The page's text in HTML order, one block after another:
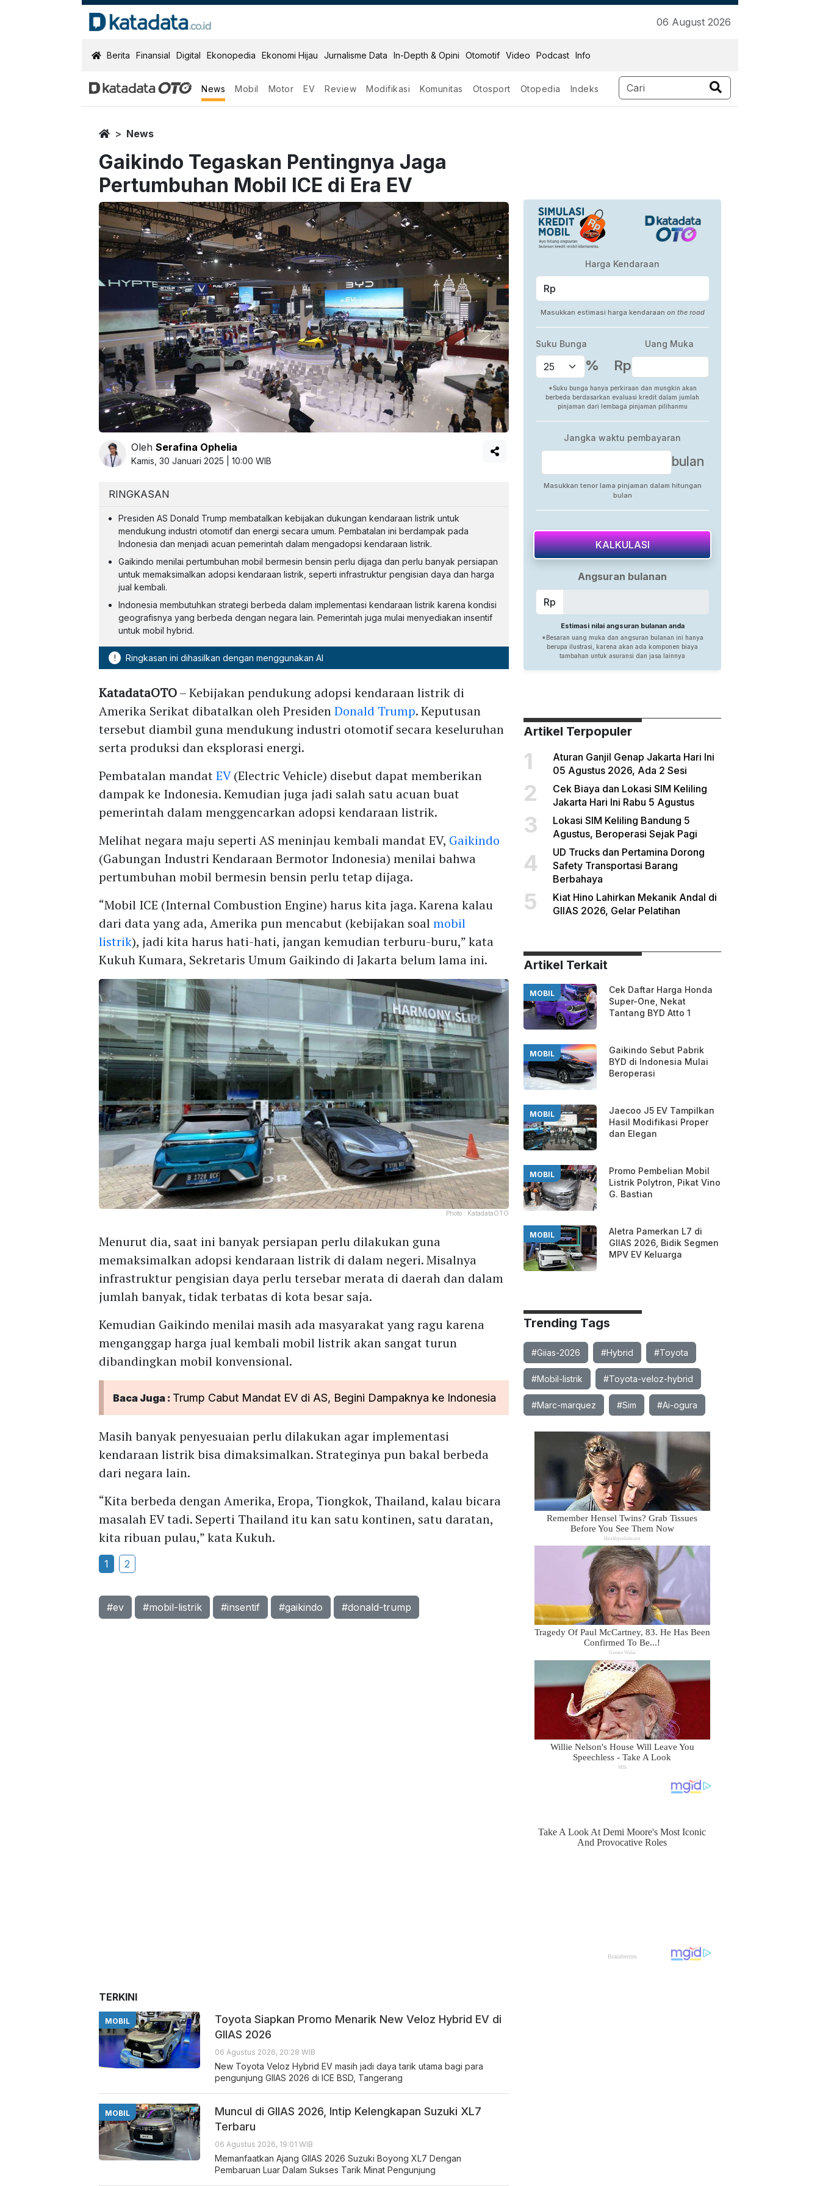
06 August 2026
KatadataOTO
Berita Finansial Digital Ekonopedia Ekonomi Hijau Jurnalisme Data In-Depth & Opini Otomotif Video Podcast Info
News Mobil Motor EV Review Modifikasi Komunitas Otosport Otopedia Indeks
HomeNews
Gaikindo Tegaskan Pentingnya Jaga
Pertumbuhan Mobil ICE di Era EV
OlehSerafina Ophelia
Kamis, 30 Januari 2025 | 10:00 WIB
RINGKASAN
Presiden AS Donald Trump membatalkan kebijakan dukungan kendaraan listrik untuk
mendukung industri otomotif dan energi secara umum. Pembatalan ini berdampak pada
Indonesia dan menjadi acuan pemerintah dalam mengadopsi kendaraan listrik.
Gaikindo menilai pertumbuhan mobil bermesin bensin perlu dijaga dan perlu banyak persiapan
untuk memaksimalkan adopsi kendaraan listrik, seperti infrastruktur pengisian daya dan harga
jual kembali.
Indonesia membutuhkan strategi berbeda dalam implementasi kendaraan listrik karena kondisi
geografisnya yang berbeda dengan negara lain. Pemerintah juga mulai menyediakan insentif
untuk mobil hybrid.
! Ringkasan ini dihasilkan dengan menggunakan AI
KatadataOTO– Kebijakan pendukung adopsi kendaraan listrik di
Amerika Serikat dibatalkan oleh PresidenDonald Trump. Keputusan
tersebut diambil guna mendukung industri otomotif secara keseluruhan
serta produksi dan eksplorasi energi.
Pembatalan mandatEV(Electric Vehicle) disebut dapat memberikan
dampak ke Indonesia. Kemudian juga jadi salah satu acuan buat
pemerintah dalam menggencarkan adopsi kendaraan listrik.
Melihat negara maju seperti AS meninjau kembali mandat EV, Gaikindo
(Gabungan Industri Kendaraan Bermotor Indonesia) menilai bahwa
pertumbuhan mobil bermesin bensin perlu tetap dijaga.
“Mobil ICE (Internal Combustion Engine) harus kita jaga. Karena kalau
dari data yang ada, Amerika pun mencabut (kebijakan soalmobil
listrik), jadi kita harus hati-hati, jangan kemudian terburu-buru,” kata
Kukuh Kumara, Sekretaris Umum Gaikindo di Jakarta belum lama ini.
Photo : KatadataOTO
Menurut dia, saat ini banyak persiapan perlu dilakukan guna
memaksimalkan adopsi kendaraan listrik di dalam negeri. Misalnya
infrastruktur pengisian daya perlu tersebar merata di daerah dan dalam
jumlah banyak, tidak terbatas di kota besar saja.
Kemudian Gaikindo menilai masih ada masyarakat yang ragu karena
menganggap harga jual kembali mobil listrik akan sangat turun
dibandingkan mobil konvensional.
Baca Juga : Trump Cabut Mandat EV di AS, Begini Dampaknya ke Indonesia
Masih banyak penyesuaian perlu dilakukan agar implementasi
kendaraan listrik bisa dimaksimalkan. Strateginya pun bakal berbeda
dari negara lain.
“Kita berbeda dengan Amerika, Eropa, Tiongkok, Thailand, kalau bicara
masalah EV tadi. Seperti Thailand itu kan satu kontinen, satu daratan,
kita ribuan pulau,” kata Kukuh.
1 2
#ev #mobil-listrik #insentif #gaikindo #donald-trump
Artikel Terpopuler
1
Aturan Ganjil Genap Jakarta Hari Ini
05 Agustus 2026, Ada 2 Sesi
2
Cek Biaya dan Lokasi SIM Keliling
Jakarta Hari Ini Rabu 5 Agustus
3
Lokasi SIM Keliling Bandung 5
Agustus, Beroperasi Sejak Pagi
4
UD Trucks dan Pertamina Dorong
Safety Transportasi Barang
Berbahaya
5
Kiat Hino Lahirkan Mekanik Andal di
GIIAS 2026, Gelar Pelatihan
Artikel Terkait
MOBIL
Cek Daftar Harga Honda
Super-One, Nekat
Tantang BYD Atto 1
MOBIL
Gaikindo Sebut Pabrik
BYD di Indonesia Mulai
Beroperasi
MOBIL
Jaecoo J5 EV Tampilkan
Hasil Modifikasi Proper
dan Elegan
MOBIL
Promo Pembelian Mobil
Listrik Polytron, Pikat Vino
G. Bastian
MOBIL
Aletra Pamerkan L7 di
GIIAS 2026, Bidik Segmen
MPV EV Keluarga
Trending Tags
#Giias-2026 #Hybrid #Toyota
#Mobil-listrik #Toyota-veloz-hybrid
#Marc-marquez #Sim #Ai-ogura
TERKINI
MOBIL
Toyota Siapkan Promo Menarik New Veloz Hybrid EV di
GIIAS 2026
06 Agustus 2026, 20:28 WIB
New Toyota Veloz Hybrid EV masih jadi daya tarik utama bagi para
pengunjung GIIAS 2026 di ICE BSD, Tangerang
MOBIL
Muncul di GIIAS 2026, Intip Kelengkapan Suzuki XL7
Terbaru
06 Agustus 2026, 19:01 WIB
Memanfaatkan Ajang GIIAS 2026 Suzuki Boyong XL7 Dengan
Pembaruan Luar Dalam Sukses Tarik Minat Pengunjung